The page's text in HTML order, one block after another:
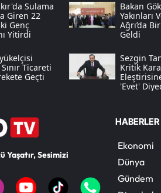
Sulama
Giren 22
Genç
Yitirdi
Bakan
Yakınları
Ağrı’da
Geldi
Ticareti
Geçti
Sezgin
Kritik
'evet'
Yaşatır, Sesimizi
HABERLER
Ekonomi
Dünya
Gündem